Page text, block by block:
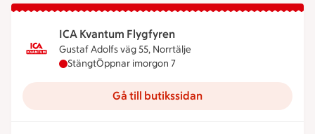
ICA Kvantum Flygfyren
Gustaf Adolfs väg 55, Norrtälje
ICA Kvantum Flygfyren har stängt idag, öppnar
StängtÖppnar imorgon 7
Gå till butikssidan